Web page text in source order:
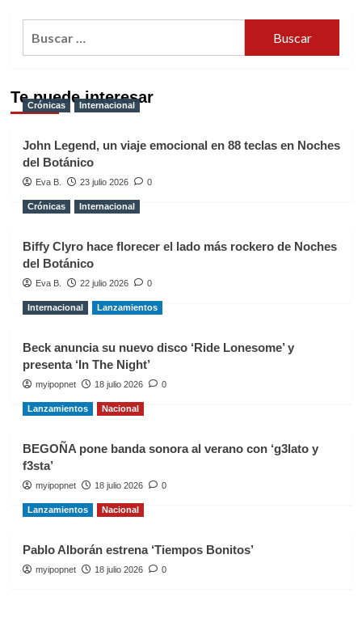
Te puede interesar
Crónicas Internacional
John Legend, un viaje emocional en 88 teclas en Noches
del Botánico
Eva B. 23 julio 2026 0
Crónicas Internacional
Biffy Clyro hace florecer el lado más rockero de Noches
del Botánico
Eva B. 22 julio 2026 0
Internacional Lanzamientos
Beck anuncia su nuevo disco ‘Ride Lonesome’ y
presenta ‘In The Night’
myipopnet 18 julio 2026 0
Lanzamientos Nacional
BEGOÑA pone banda sonora al verano con ‘g3lato y
f3sta’
myipopnet 18 julio 2026 0
Lanzamientos Nacional
Pablo Alborán estrena ‘Tiempos Bonitos’
myipopnet 18 julio 2026 0